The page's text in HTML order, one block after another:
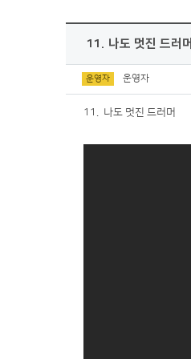
11. 나도 멋진 드러머
운영자 운영자
11. 나도 멋진 드러머